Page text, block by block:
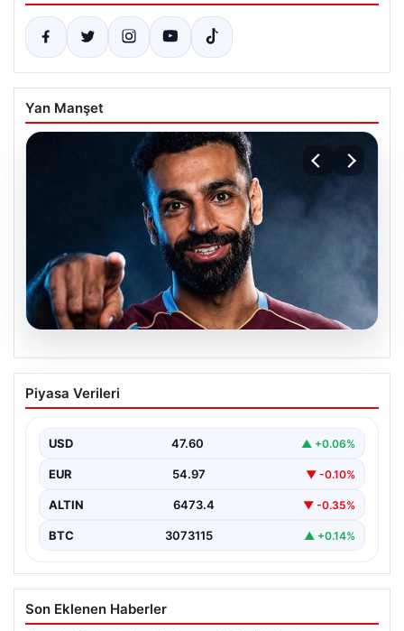
Yan Manşet
05.08.2026
Mohamed Salah transferinin detayları
açıklandı!
Piyasa Verileri
USD 47.60 ▲ +0.06%
EUR 54.97 ▼ -0.10%
ALTIN 6473.4 ▼ -0.35%
BTC 3073115 ▲ +0.14%
Son Eklenen Haberler